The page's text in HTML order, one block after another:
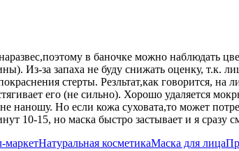
в баночке можно наблюдать
Из-за запаха не буду снижать оценку, т.к.
стерты. Резльтат,как говорится,
его (не сильно). Хорошо удаляется
наношу. Но если кожа суховата,то может
10-15, но маска быстро застывает и я
маркетНатуральная косметикаМаска для лица